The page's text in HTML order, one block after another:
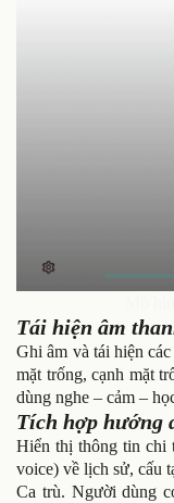
Tái hiện âm
Ghi âm và tái hiện
mặt trống, cạnh mặt
dùng nghe – cảm –
Tích hợp hướng
Hiển thị thông tin chi
voice) về lịch sử, cấu
Ca trù. Người dùng